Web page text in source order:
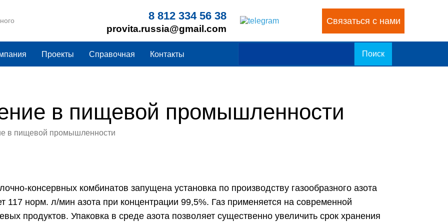
8 812 334 56 38
provita.russia@gmail.com
Связаться с нами
8 812 334 56 38
provita.russia@gmail.com
Связаться с нами
Проекты Справочная Контакты
в пищевой промышленности
в пищевой промышленности
консервных комбинатов запущена установка по производству газообразного азота
117 норм. л/мин азота при концентрации 99,5%. Газ применяется на современной
продуктов. Упаковка в среде азота позволяет существенно увеличить срок хранения